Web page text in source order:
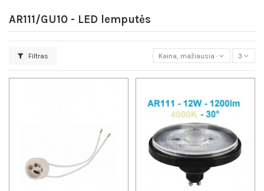
AR111/GU10 - LED lemputės
Filtras Kaina, mažiausia - didžiausia
3